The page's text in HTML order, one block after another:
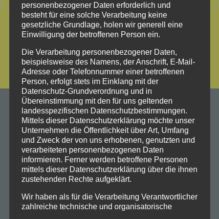
personenbezogener Daten erforderlich und
besteht für eine solche Verarbeitung keine
gesetzliche Grundlage, holen wir generell eine
Einwilligung der betroffenen Person ein.
Die Verarbeitung personenbezogener Daten,
beispielsweise des Namens, der Anschrift, E-Mail-
Adresse oder Telefonnummer einer betroffenen
Person, erfolgt stets im Einklang mit der
Datenschutz-Grundverordnung und in
Übereinstimmung mit den für uns geltenden
landesspezifischen Datenschutzbestimmungen.
Mittels dieser Datenschutzerklärung möchte unser
Unternehmen die Öffentlichkeit über Art, Umfang
und Zweck der von uns erhobenen, genutzten und
verarbeiteten personenbezogenen Daten
informieren. Ferner werden betroffene Personen
mittels dieser Datenschutzerklärung über die ihnen
zustehenden Rechte aufgeklärt.
Wir haben als für die Verarbeitung Verantwortlicher
zahlreiche technische und organisatorische